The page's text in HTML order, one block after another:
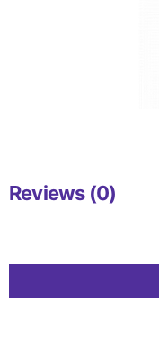
Reviews (0)